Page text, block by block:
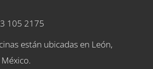
105 2175
están ubicadas en León,